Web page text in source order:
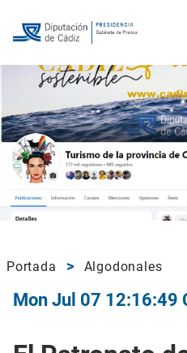
Portada Algodonales
Mon Jul 07 12:16:49